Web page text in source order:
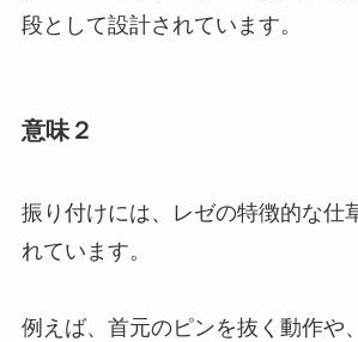
段として設計されています。
意味２
振り付けには、レゼの特徴的な仕
れています。
例えば、首元のピンを抜く動作や